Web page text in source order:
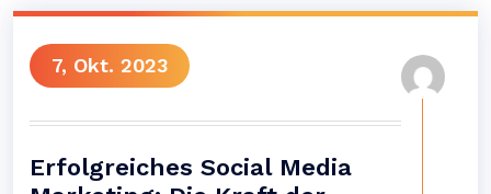
7, Okt. 2023
Erfolgreiches Social Media